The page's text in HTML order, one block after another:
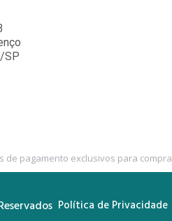
SP
de pagamento exclusivos para
Política de Privacidade